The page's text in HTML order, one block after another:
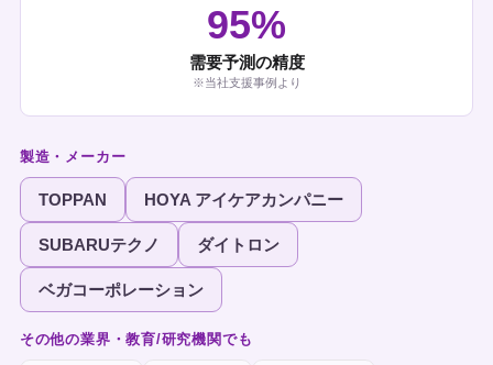
95%
需要予測の精度
※当社支援事例より
製造・メーカー
TOPPAN HOYA アイケアカンパニー
SUBARUテクノ ダイトロン
ベガコーポレーション
その他の業界・教育/研究機関でも